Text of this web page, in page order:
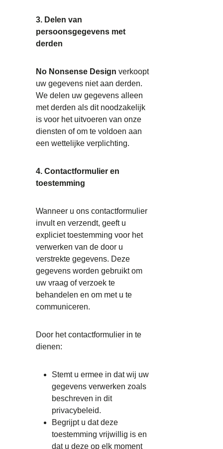
3. Delen van
persoonsgegevens met
derden
No Nonsense Design verkoopt
uw gegevens niet aan derden.
We delen uw gegevens alleen
met derden als dit noodzakelijk
is voor het uitvoeren van onze
diensten of om te voldoen aan
een wettelijke verplichting.
4. Contactformulier en
toestemming
Wanneer u ons contactformulier
invult en verzendt, geeft u
expliciet toestemming voor het
verwerken van de door u
verstrekte gegevens. Deze
gegevens worden gebruikt om
uw vraag of verzoek te
behandelen en om met u te
communiceren.
Door het contactformulier in te
dienen:
Stemt u ermee in dat wij uw
gegevens verwerken zoals
beschreven in dit
privacybeleid.
Begrijpt u dat deze
toestemming vrijwillig is en
dat u deze op elk moment